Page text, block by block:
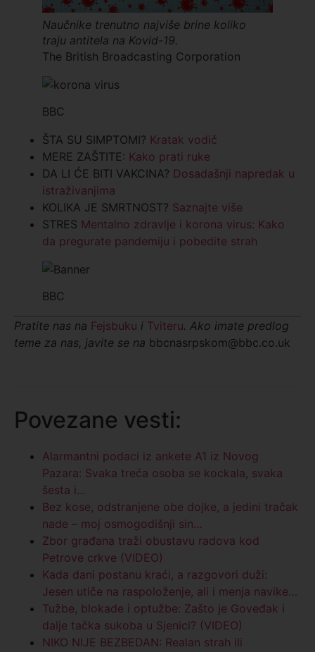
Naučnike trenutno najviše brine koliko
traju antitela na Kovid-19.
The British Broadcasting Corporation
BBC
ŠTA SU SIMPTOMI? Kratak vodič
MERE ZAŠTITE: Kako prati ruke
DA LI ĆE BITI VAKCINA? Dosadašnji napredak u
istraživanjima
KOLIKA JE SMRTNOST? Saznajte više
STRES Mentalno zdravlje i korona virus: Kako
da pregurate pandemiju i pobedite strah
BBC
Pratite nas na Fejsbuku i Tviteru. Ako imate predlog
teme za nas, javite se na bbcnasrpskom@bbc.co.uk
Povezane vesti:
Alarmantni podaci iz ankete A1 iz Novog
Pazara: Svaka treća osoba se kockala, svaka
šesta i…
Bez kose, odstranjene obe dojke, a jedini tračak
nade – moj osmogodišnji sin…
Zbor građana traži obustavu radova kod
Petrove crkve (VIDEO)
Kada dani postanu kraći, a razgovori duži:
Jesen utiče na raspoloženje, ali i menja navike…
Tužbe, blokade i optužbe: Zašto je Goveđak i
dalje tačka sukoba u Sjenici? (VIDEO)
NIKO NIJE BEZBEDAN: Realan strah ili